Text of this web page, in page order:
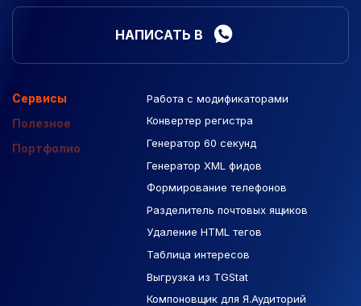
НАПИСАТЬ В
Сервисы
Полезное
Портфолио
Работа с модификаторами
Конвертер регистра
Генератор 60 секунд
Генератор XML фидов
Формирование телефонов
Разделитель почтовых ящиков
Удаление HTML тегов
Таблица интересов
Выгрузка из TGStat
Компоновщик для Я.Аудиторий
Подборка сайтов
Макеты Figma
База Яндекс Карты
РСЯ площадки
Созданные сайты
Контекстная реклама